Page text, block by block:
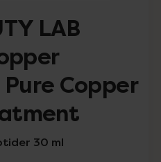
LAB
Copper
30 ml